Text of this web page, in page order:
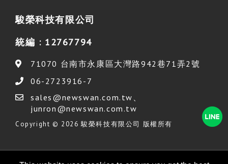
駿榮科技有限公司
統編 : 12767794
71070 台南市永康區大灣路942巷71弄2號
06-2723916-7
sales@newswan.com.tw
junron@newswan.com.tw
Copyright © 2026 駿榮科技有限公司 版權所有